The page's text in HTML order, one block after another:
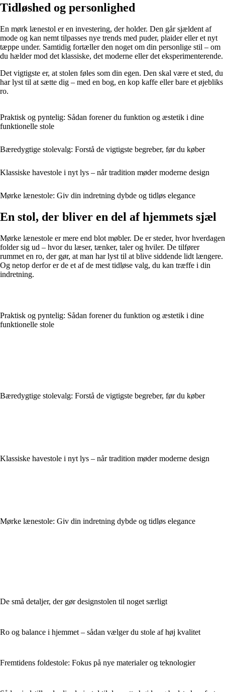
Tidløshed og personlighed
En mørk lænestol er en investering, der holder. Den går sjældent af
mode og kan nemt tilpasses nye trends med puder, plaider eller et nyt
tæppe under. Samtidig fortæller den noget om din personlige stil – om
du hælder mod det klassiske, det moderne eller det eksperimenterende.
Det vigtigste er, at stolen føles som din egen. Den skal være et sted, du
har lyst til at sætte dig – med en bog, en kop kaffe eller bare et øjebliks
ro.
Praktisk og pyntelig: Sådan forener du funktion og æstetik i dine
funktionelle stole
Bæredygtige stolevalg: Forstå de vigtigste begreber, før du køber
Klassiske havestole i nyt lys – når tradition møder moderne design
Mørke lænestole: Giv din indretning dybde og tidløs elegance
En stol, der bliver en del af hjemmets sjæl
Mørke lænestole er mere end blot møbler. De er steder, hvor hverdagen
folder sig ud – hvor du læser, tænker, taler og hviler. De tilfører
rummet en ro, der gør, at man har lyst til at blive siddende lidt længere.
Og netop derfor er de et af de mest tidløse valg, du kan træffe i din
indretning.
Praktisk og pyntelig: Sådan forener du funktion og æstetik i dine
funktionelle stole
Bæredygtige stolevalg: Forstå de vigtigste begreber, før du køber
Klassiske havestole i nyt lys – når tradition møder moderne design
Mørke lænestole: Giv din indretning dybde og tidløs elegance
De små detaljer, der gør designstolen til noget særligt
Ro og balance i hjemmet – sådan vælger du stole af høj kvalitet
Fremtidens foldestole: Fokus på nye materialer og teknologier